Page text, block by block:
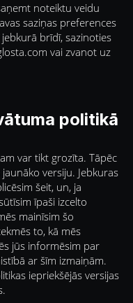
noteiktu veidu
saziņas preferences
brīdī, sazinoties
vai zvanot uz
politikā
var tikt grozīta. Tāpēc
versiju. Jebkuras
šeit, un, ja
īpaši izcelto
mainīsim šo
to, kā mēs
jūs informēsim par
ar šīm izmaiņām.
iepriekšējās versijas